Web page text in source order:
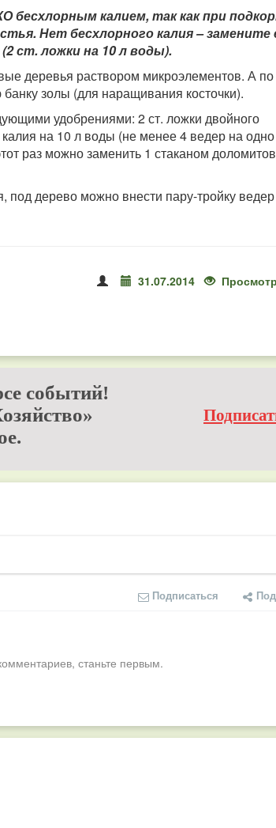
калием, так как при
Нет бесхлорного калия – замените
ст. ложки на 10 л воды).
деревья раствором микроэлементов. А по
золы (для наращивания косточки).
удобрениями: 2 ст. ложки двойного
на 10 л воды (не менее 4 ведер на одно
раз можно заменить 1 стаканом
под дерево можно внести пару-тройку ведер
31.07.2014
событий!
Подписаться
станьте первым.